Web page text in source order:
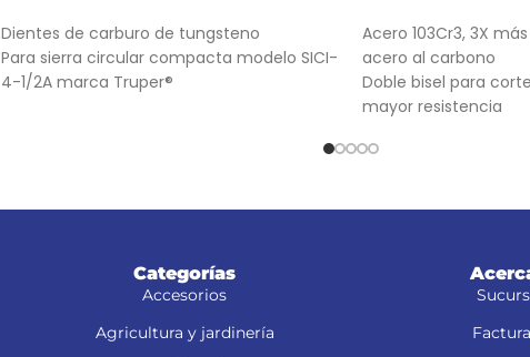
Dientes de carburo de tungsteno
Para sierra circular compacta modelo SICI-
4-1/2A marca Truper®
Acero 103Cr3, 3X
acero al carbono
Doble bisel para
mayor resistencia
NV-6X
Categorías
Accesorios
Agricultura y jardinería